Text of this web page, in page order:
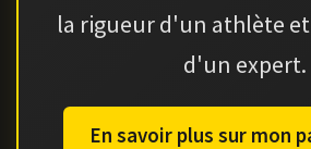
la rigueur d'un athlète
d'un expert.
En savoir plus sur mon